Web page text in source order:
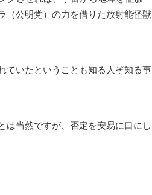
（公明党）の力を借りた放射能怪獣
ていたということも知る人ぞ知る事
は当然ですが、否定を安易に口にし